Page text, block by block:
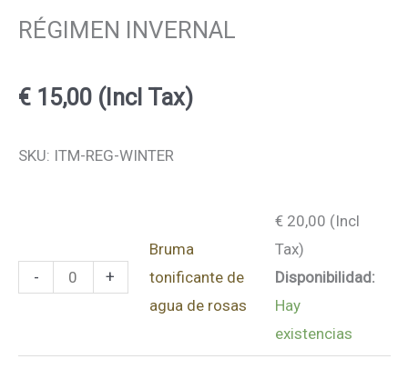
RÉGIMEN INVERNAL
€ 15,00 (Incl Tax)
SKU: ITM-REG-WINTER
-
Bruma
de
rosas
+
Bruma
tonificante de
agua de rosas
€ 20,00 (Incl
Tax)
Disponibilidad:
Hay
existencias
Crema
Ayurvédica
50gr